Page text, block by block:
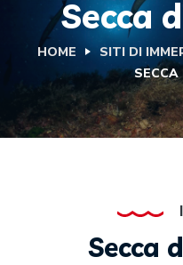
Secca
HOME SITI DI
SECCA
Secca